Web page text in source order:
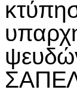
ΣΑΠΕΛ